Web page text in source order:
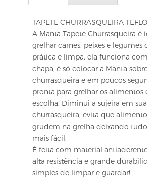
TAPETE CHURRASQUEIRA
A Manta Tapete Churrasqueira é
grelhar carnes, peixes e legumes
prática e limpa. ela funciona
chapa, é só colocar a Manta
churrasqueira e em poucos
pronta para grelhar os alimentos
escolha. Diminui a sujeira em sua
churrasqueira, evita que
grudem na grelha deixando
mais fácil.
É feita com material
alta resistência e grande
simples de limpar e guardar!